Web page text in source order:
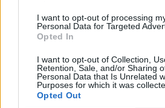
I want to opt-out of processing
Personal Data for Targeted
Opted In
I want to opt-out of Collection,
Retention, Sale, and/or Sharing
Personal Data that Is Unrelated
Purposes for which it was
Opted Out
Išoriškai medikai
tačiau atlikus magnetinį
jog Audronės kojos piršte
nervas. Tam, kad pašalintų
operacijos.